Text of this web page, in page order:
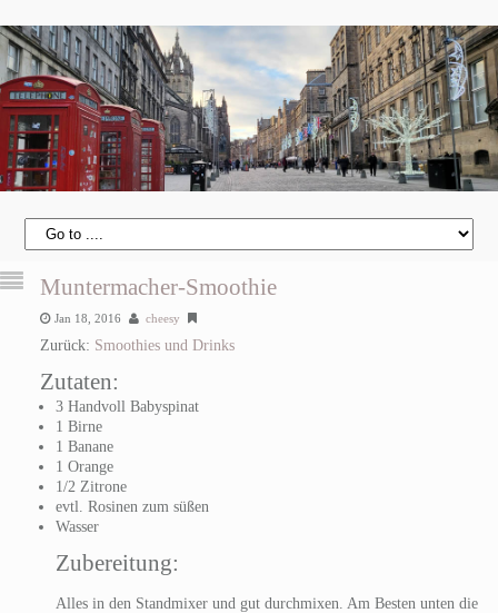
Muntermacher-Smoothie
Jan 18, 2016 cheesy
Zurück: Smoothies und Drinks
Zutaten:
3 Handvoll Babyspinat
1 Birne
1 Banane
1 Orange
1/2 Zitrone
evtl. Rosinen zum süßen
Wasser
Zubereitung:
Alles in den Standmixer und gut durchmixen. Am Besten unten die